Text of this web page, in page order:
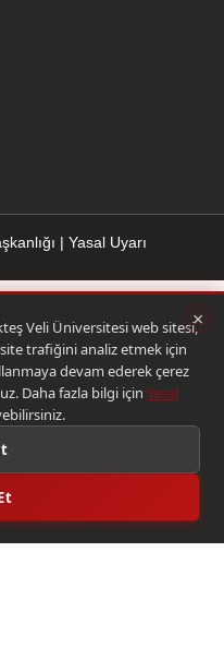
×
Veli Üniversitesi web sitesi,
trafiğini analiz etmek için
devam ederek çerez
Daha fazla bilgi için Yasal
| Yasal Uyarı